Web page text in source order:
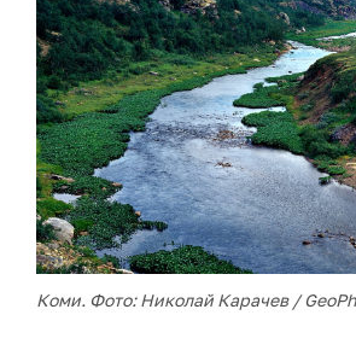
Коми. Фото: Николай Карачев /